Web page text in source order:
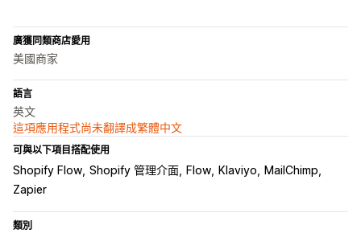
廣獲同類商店愛用
美國商家
語言
英文
這項應用程式尚未翻譯成繁體中文
可與以下項目搭配使用
Shopify Flow Shopify 管理介面 Flow Klaviyo
MailChimp
Zapier
類別